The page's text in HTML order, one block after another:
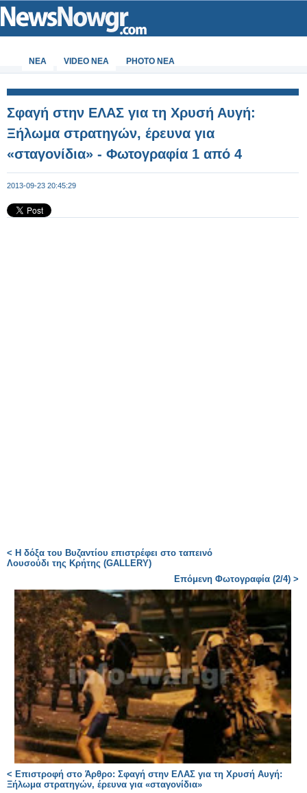
ΝΕΑ VIDEO NEA PHOTO NEA
Σφαγή στην ΕΛΑΣ για τη Χρυσή Αυγή:
Ξήλωμα στρατηγών, έρευνα για
«σταγονίδια» - Φωτογραφία 1 από 4
2013-09-23 20:45:29
< Η δόξα του Βυζαντίου επιστρέφει στο ταπεινό
Λουσούδι της Κρήτης (GALLERY)
Επόμενη Φωτογραφία (2/4) >
< Επιστροφή στο Άρθρο: Σφαγή στην ΕΛΑΣ για τη Χρυσή Αυγή:
Ξήλωμα στρατηγών, έρευνα για «σταγονίδια»